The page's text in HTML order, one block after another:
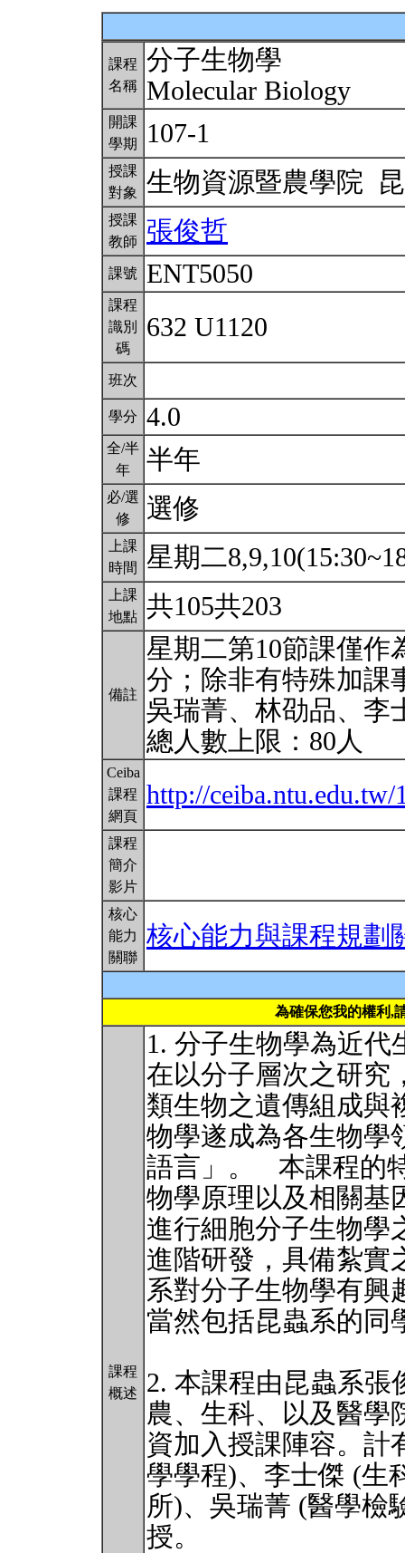
課程
名稱
分子生物學
Molecular Biology
開課
學期
107-1
授課
對象
生物資源暨農學院
授課
教師
張俊哲
課號 ENT5050
課程
識別
碼
632 U1120
班次
學分 4.0
全/半
年
半年
必/選
修
選修
上課
時間
星期二
上課
地點 共105共203
備註
星期二第10節課僅作
分；除非有特殊加課
吳瑞菁、林劭品、李
總人數上限：80人
Ceiba
課程
網頁
http://
課程
簡介
影片
核心
能力
關聯
核心能力與課程規劃
為確保您我的權利,
課程
概述
1. 分子生物學為近
在以分子層次之研究
類生物之遺傳組成與
物學遂成為各生物學
語言」。 本課程的
物學原理以及相關基
進行細胞分子生物學
進階研發，具備紮
系對分子生物學有興
當然包括昆蟲系的同
2. 本課程由昆蟲系張
農、生科、以及醫學
資加入授課陣容。計
學學程)、李士傑 (生
所)、吳瑞菁 (醫學檢
授。